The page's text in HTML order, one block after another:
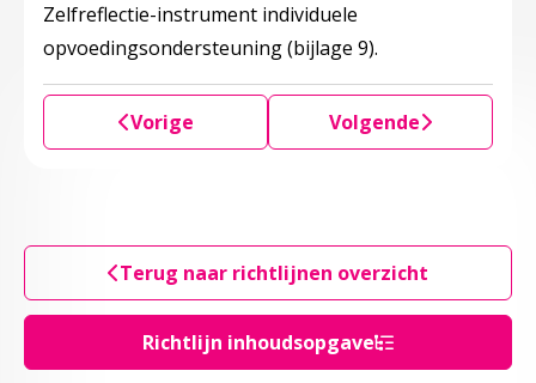
Richtlijn inhoudsopgave
Zelfreflectie-instrument individuele
opvoedingsondersteuning (bijlage 9).
Vorige Volgende
Terug naar richtlijnen overzicht